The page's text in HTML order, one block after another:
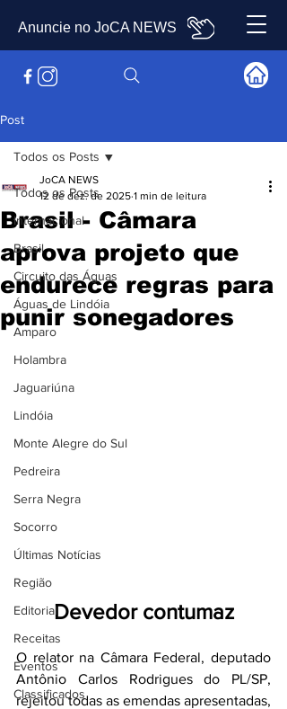
Anuncie no JoCA NEWS
Post
Todos os Posts
Internacional
Brasil
Circuito das Águas
Águas de Lindóia
Amparo
Holambra
Jaguariúna
Lindóia
Monte Alegre do Sul
Pedreira
Serra Negra
Socorro
Últimas Notícias
Região
Editorial
Receitas
Eventos
Classificados
Todos os Posts
Brasil - Câmara
aprova projeto que
endurece regras para
punir sonegadores
JoCA NEWS
12 de dez. de 2025 1 min de leitura
Devedor contumaz
O relator na Câmara Federal, deputado
Antônio Carlos Rodrigues do PL/SP,
rejeitou todas as emendas apresentadas,